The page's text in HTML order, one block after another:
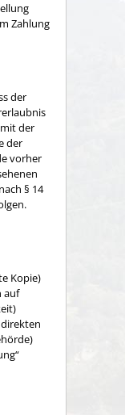
Zahlung
der
der
der
vorher
§ 14
Kopie)
auf